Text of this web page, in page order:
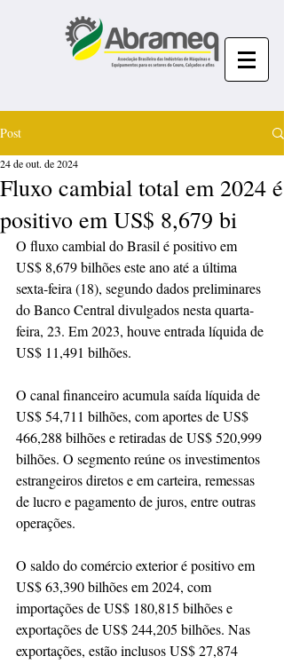
Post
Fluxo cambial total em 2024 é
positivo em US$ 8,679 bi
24 de out. de 2024
O fluxo cambial do Brasil é positivo em
US$ 8,679 bilhões este ano até a última
sexta-feira (18), segundo dados preliminares
do Banco Central divulgados nesta quarta-
feira, 23. Em 2023, houve entrada líquida de
US$ 11,491 bilhões.
O canal financeiro acumula saída líquida de
US$ 54,711 bilhões, com aportes de US$
466,288 bilhões e retiradas de US$ 520,999
bilhões. O segmento reúne os investimentos
estrangeiros diretos e em carteira, remessas
de lucro e pagamento de juros, entre outras
operações.
O saldo do comércio exterior é positivo em
US$ 63,390 bilhões em 2024, com
importações de US$ 180,815 bilhões e
exportações de US$ 244,205 bilhões. Nas
exportações, estão inclusos US$ 27,874